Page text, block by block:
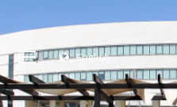
English